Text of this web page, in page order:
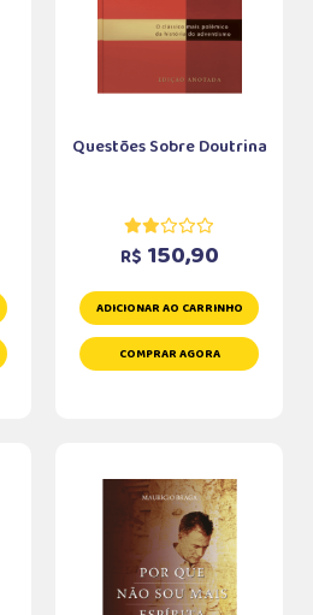
Questões Sobre Doutrina
R$ 150,90
ADICIONAR AO CARRINHO
COMPRAR AGORA